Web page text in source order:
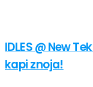
IDLES @ New
kapi znoja!